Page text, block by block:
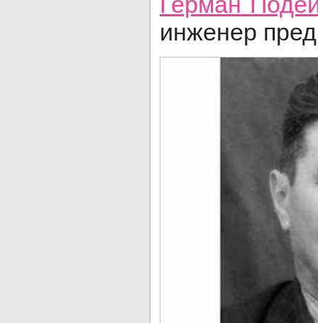
инженер